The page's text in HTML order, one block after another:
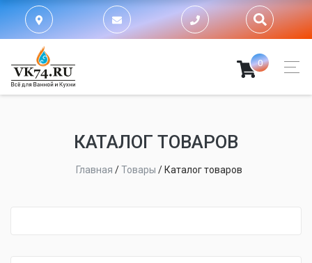
0
КАТАЛОГ ТОВАРОВ
Главная /Товары / Каталог товаров